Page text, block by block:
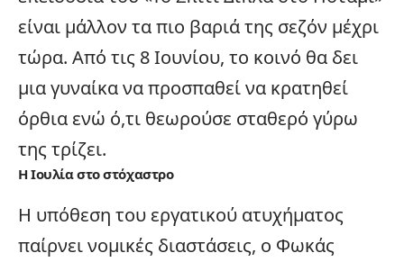
είναι μάλλον τα πιο βαριά της σεζόν μέχρι
τώρα. Από τις 8 Ιουνίου, το κοινό θα δει
μια γυναίκα να προσπαθεί να κρατηθεί
όρθια ενώ ό,τι θεωρούσε σταθερό γύρω
της τρίζει.
Η Ιουλία στο στόχαστρο
Η υπόθεση του εργατικού ατυχήματος
παίρνει νομικές διαστάσεις, ο Φωκάς